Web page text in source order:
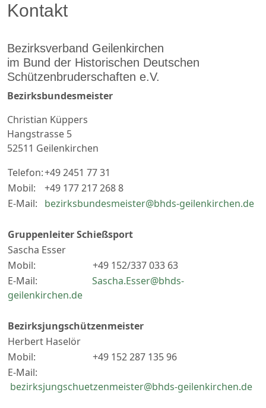
Kontakt
Bezirksverband Geilenkirchen
im Bund der Historischen Deutschen
Schützenbruderschaften e.V.
Bezirksbundesmeister
Christian Küppers
Hangstrasse 5
52511 Geilenkirchen
Telefon:+49 2451 77 31
Mobil:
+49 177 217 268 8
E-Mail:
bezirksbundesmeister@bhds-geilenkirchen.de
Gruppenleiter Schießsport
Sascha Esser
Mobil: +49 152/337 033 63
E-Mail: Sascha.Esser@bhds-
geilenkirchen.de
Bezirksjungschützenmeister
Herbert Haselör
Mobil: +49 152 287 135 96
E-Mail:
bezirksjungschuetzenmeister@bhds-geilenkirchen.de